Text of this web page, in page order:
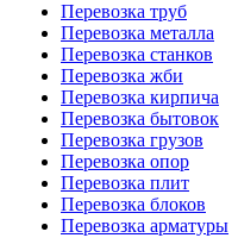
Перевозка труб
Перевозка металла
Перевозка станков
Перевозка жби
Перевозка кирпича
Перевозка бытовок
Перевозка грузов
Перевозка опор
Перевозка плит
Перевозка блоков
Перевозка арматуры